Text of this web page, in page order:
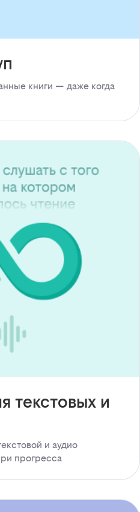
книги — даже когда
текстовых и
и аудио
прогресса